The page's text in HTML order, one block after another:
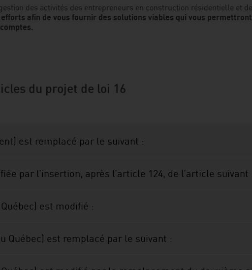
des activités des entrepreneurs en construction résidentielle et
afin de vous fournir des solutions viables qui vous
du projet de loi 16
est remplacé par le suivant :
par l’insertion, après l’article 124, de l’article suivant
est modifié :
Québec) est remplacé par le suivant :